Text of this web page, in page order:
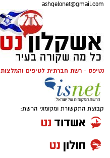
ashqelonet@gmail.com
נטיפס - רשת חברתית לטיפים והמלצות
קבוצת התקשורת ומקומוני הרשת: